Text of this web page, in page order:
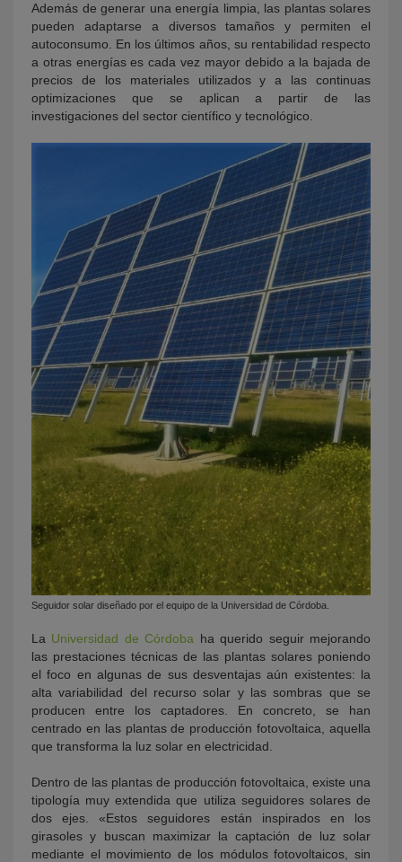
Además de generar una energía limpia, las plantas solares
pueden adaptarse a diversos tamaños y permiten el
autoconsumo. En los últimos años, su rentabilidad respecto
a otras energías es cada vez mayor debido a la bajada de
precios de los materiales utilizados y a las continuas
optimizaciones que se aplican a partir de las
investigaciones del sector científico y tecnológico.
Seguidor solar diseñado por el equipo de la Universidad de Córdoba.
La Universidad de Córdoba ha querido seguir mejorando
las prestaciones técnicas de las plantas solares poniendo
el foco en algunas de sus desventajas aún existentes: la
alta variabilidad del recurso solar y las sombras que se
producen entre los captadores. En concreto, se han
centrado en las plantas de producción fotovoltaica, aquella
que transforma la luz solar en electricidad.
Dentro de las plantas de producción fotovoltaica, existe una
tipología muy extendida que utiliza seguidores solares de
dos ejes. «Estos seguidores están inspirados en los
girasoles y buscan maximizar la captación de luz solar
mediante el movimiento de los módulos fotovoltaicos, sin